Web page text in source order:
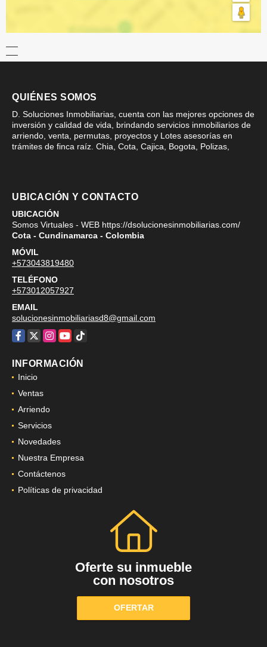
QUIÉNES SOMOS
D. Soluciones Inmobiliarias, cuenta con las mejores opciones de
inversión y calidad de vida, brindando servicios inmobiliarios de
arriendo, venta, permutas, proyectos y Lotes asesorías en
trámites de finca raíz. Chia, Cota, Cajica, Bogota, Polizas,
UBICACIÓN Y CONTACTO
UBICACIÓN
Somos Virtuales - WEB https://dsolucionesinmobiliarias.com/
Cota - Cundinamarca - Colombia
MÓVIL
+573043819480
TELÉFONO
+573012057927
EMAIL
solucionesinmobiliariasd8@gmail.com
Facebook
X Instagram
YouTube
TikTok
INFORMACIÓN
Inicio
Ventas
Arriendo
Servicios
Novedades
Nuestra Empresa
Contáctenos
Políticas de privacidad
Oferte su inmueble
con nosotros
OFERTAR